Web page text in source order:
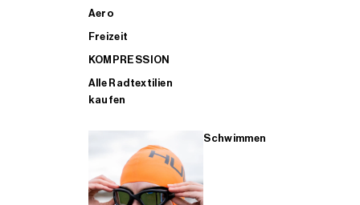
Aero
Freizeit
KOMPRESSION
Alle Radtextilien
kaufen
Schwimmen